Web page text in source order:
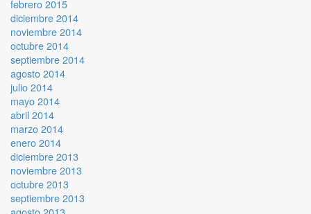
febrero 2015
diciembre 2014
noviembre 2014
octubre 2014
septiembre 2014
agosto 2014
julio 2014
mayo 2014
abril 2014
marzo 2014
enero 2014
diciembre 2013
noviembre 2013
octubre 2013
septiembre 2013